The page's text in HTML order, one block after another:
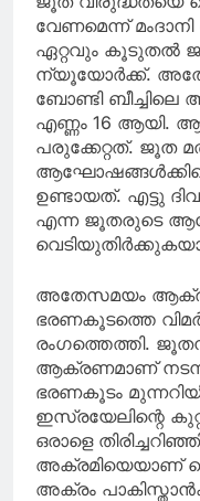
വേണമെന്ന്
ഏറ്റവും കൂടുതൽ
ന്യൂയോർക്ക്.
ബോണ്ടി ബീച്ചിലെ
എണ്ണം 16 ആയി.
പരുക്കേറ്റത്. ജൂത
ഉണ്ടായത്. എട്ടു
എന്ന ജൂതരുടെ
അതേസമയം
ഭരണകൂടത്തെ
രംഗത്തെത്തി.
ആക്രണമാണ്
ഭരണകൂടം
ഇസ്രയേലിന്റെ
ഒരാളെ
അക്രമിയെയാണ്
അക്രം